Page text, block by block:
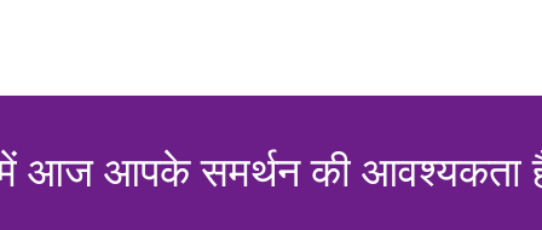
आज आपके समर्थन की आवश्यकता